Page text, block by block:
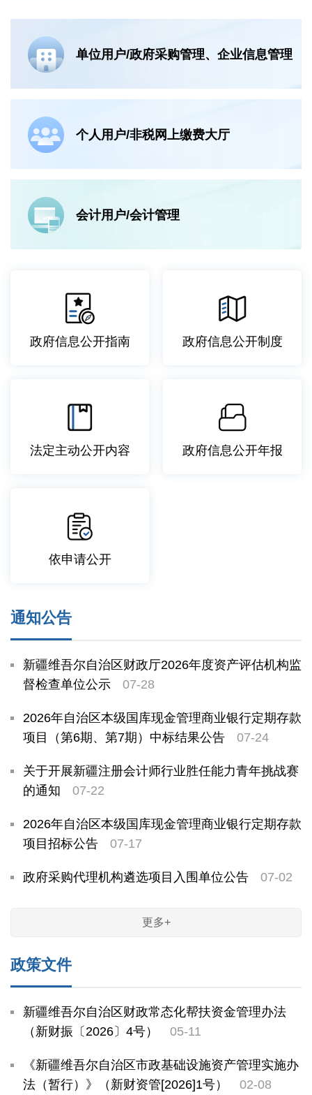
单位用户/政府采购管理、企业信息管理
个人用户/非税网上缴费大厅
会计用户/会计管理
政府信息公开指南 政府信息公开制度
法定主动公开内容 政府信息公开年报
依申请公开
通知公告
新疆维吾尔自治区财政厅2026年度资产评估机构监
督检查单位公示
07-28
2026年自治区本级国库现金管理商业银行定期存款
项目（第6期、第7期）中标结果公告
07-24
关于开展新疆注册会计师行业胜任能力青年挑战赛
的通知
07-22
2026年自治区本级国库现金管理商业银行定期存款
项目招标公告
07-17
政府采购代理机构遴选项目入围单位公告 07-02
更多+
政策文件
新疆维吾尔自治区财政常态化帮扶资金管理办法
（新财振〔2026〕4号）
05-11
《新疆维吾尔自治区市政基础设施资产管理实施办
法（暂行）》（新财资管[2026]1号）
02-08